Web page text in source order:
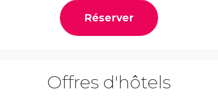
Réserver
Offres d'hôtels